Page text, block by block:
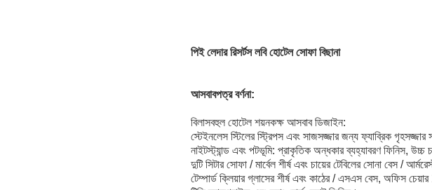
পিই লেদার রিসর্টস লবি হোটেল সোফা বিছানা
আসবাবপত্র বর্ণনা:
বিলাসবহুল হোটেল শয়নকক্ষ আসবাব ডিজাইন:
স্টেইনলেস স্টিলের স্ট্রিপস এবং সাজসজ্জার জন্য ফ্যাব্রিক গৃহসজ্জার
নাইটস্ট্যান্ড এবং পটভূমি: প্রাকৃতিক অন্ধকার ব্যহ্যাবরণ ফিনিস, উচ্চ
দুটি সিটার সোফা / মার্বেল শীর্ষ এবং চায়ের টেবিলের সোনা বেস /
টেম্পার্ড ক্লিয়ার গ্লাসের শীর্ষ এবং কাঠের / এসএস বেস, অফিস